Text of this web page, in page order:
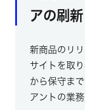
アの刷
新商品のリ
サイトを取
から保守ま
アントの業